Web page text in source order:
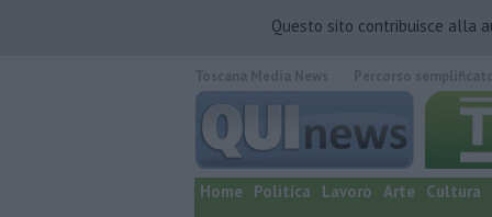
Questo sito contribuisce alla
quotidiano online.
Home Politica Lavoro Arte Cultura